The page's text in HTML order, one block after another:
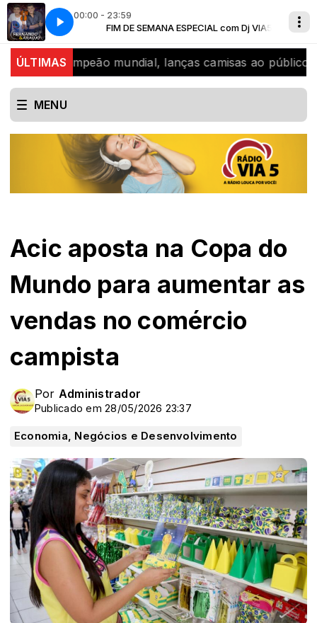
00:00 - 23:59
Dj VIA5 FIM DE SEMANA ESPECIAL com Dj VIA5
vida Fernando e Araujo - Estilo de vida
ÚLTIMAS
bicampeão mundial, lanças camisas ao público
MENU
Acic aposta na Copa do
Mundo para aumentar as
vendas no comércio
campista
Por Administrador
Publicado em 28/05/2026 23:37
Economia, Negócios e Desenvolvimento